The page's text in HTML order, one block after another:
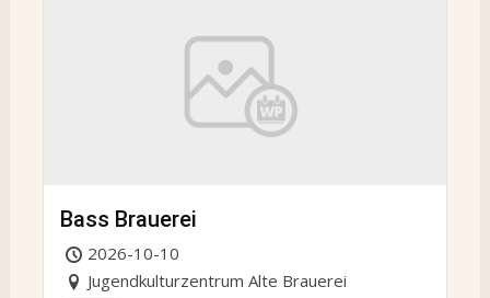
Bass Brauerei
2026-10-10
Jugendkulturzentrum Alte Brauerei